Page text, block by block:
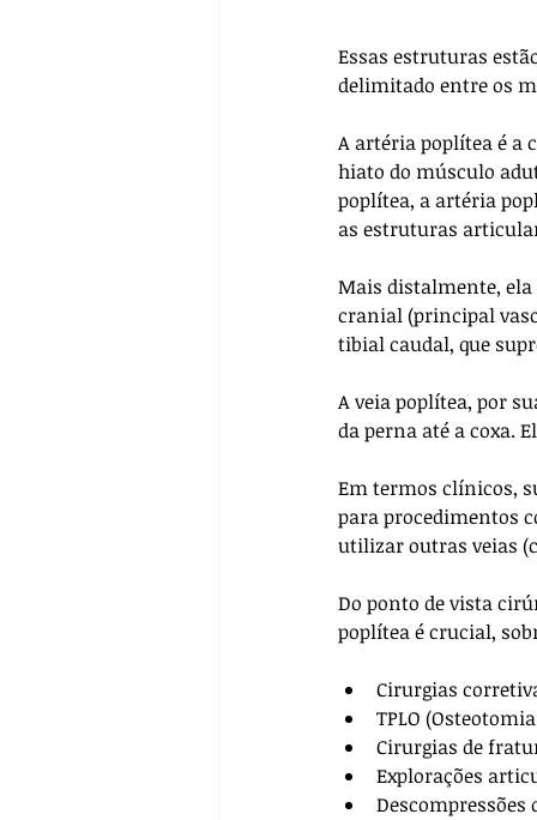
Essas estruturas
delimitado entre os
A artéria poplítea é
hiato do músculo
poplítea, a artéria
as estruturas
Mais distalmente,
cranial (principal
tibial caudal, que
A veia poplítea, por
da perna até a coxa.
Em termos clínicos,
para procedimentos
utilizar outras veias
Do ponto de vista
poplítea é crucial,
Cirurgias
TPLO
Cirurgias de
Explorações